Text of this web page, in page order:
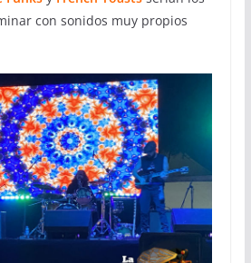
con sonidos muy propios